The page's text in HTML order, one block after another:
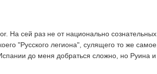
На сей раз не от национально сознательных
"Русского легиона", сулящего то же самое,
до меня добраться сложно, но Руина и